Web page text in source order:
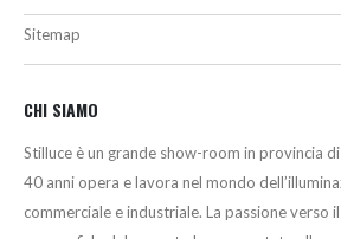
Sitemap
CHI SIAMO
Stilluce è un grande show-room in provincia
40 anni opera e lavora nel mondo
commerciale e industriale. La passione verso